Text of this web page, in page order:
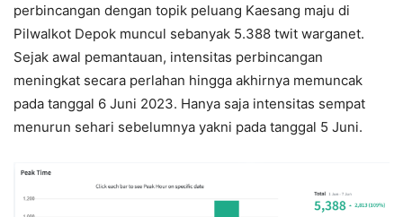
perbincangan dengan topik peluang Kaesang maju di
Pilwalkot Depok muncul sebanyak 5.388 twit warganet.
Sejak awal pemantauan, intensitas perbincangan
meningkat secara perlahan hingga akhirnya memuncak
pada tanggal 6 Juni 2023. Hanya saja intensitas sempat
menurun sehari sebelumnya yakni pada tanggal 5 Juni.